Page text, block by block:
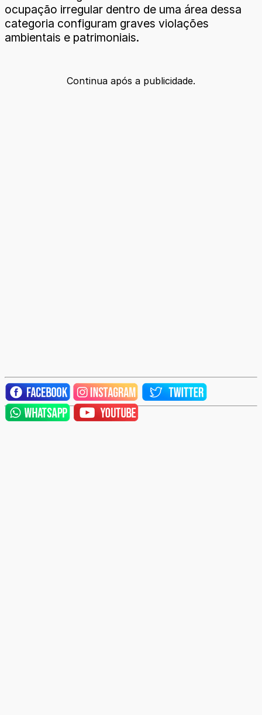
ocupação irregular dentro de uma área dessa
categoria configuram graves violações
ambientais e patrimoniais.
Continua após a publicidade.